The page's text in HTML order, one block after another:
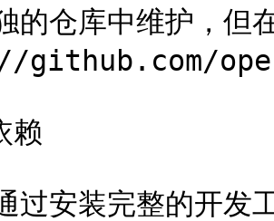
的仓库中维护
赖
过安装完整的开发